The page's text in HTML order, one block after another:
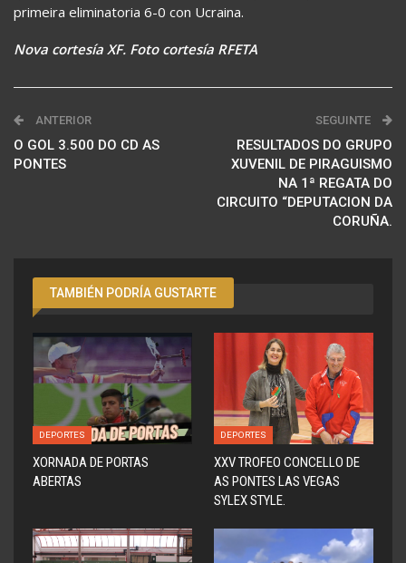
primeira eliminatoria 6-0 con Ucraina.
Nova cortesía XF. Foto cortesía RFETA
ANTERIOR
O GOL 3.500 DO CD AS
PONTES
SEGUINTE
RESULTADOS DO GRUPO
XUVENIL DE PIRAGUISMO
NA 1ª REGATA DO
CIRCUITO “DEPUTACION DA
CORUÑA.
TAMBIÉN PODRÍA GUSTARTE
DEPORTES
XORNADA DE PORTAS
ABERTAS
DEPORTES
XXV TROFEO CONCELLO DE
AS PONTES LAS VEGAS
SYLEX STYLE.